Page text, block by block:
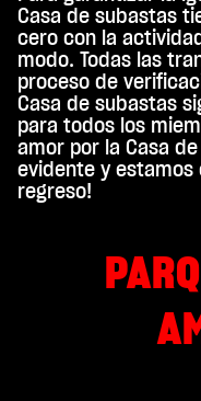
gle.
Casa de subastas
cero con la
modo. Todas las
proceso de
Casa de subastas
para todos los
amor por la Casa de
evidente y estamos
regreso!